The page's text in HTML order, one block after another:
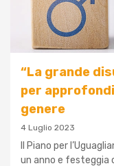
“La grande
per
genere
4 Luglio 2023
Il Piano per
un anno e festeggia